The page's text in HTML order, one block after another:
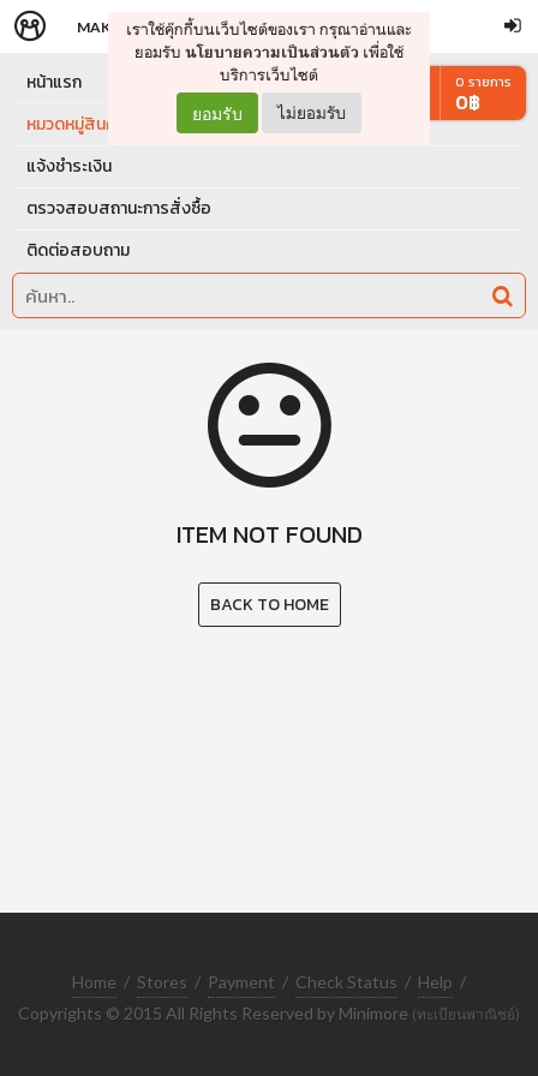
จัดการรถเข็น ดำเนินการต่อ
MAKERS STORE
เราใช้คุ๊กกี้บนเว็บไซต์ของเรา กรุณาอ่านและ
ยอมรับ นโยบายความเป็นส่วนตัว เพื่อใช้
บริการเว็บไซต์
ยอมรับ ไม่ยอมรับ
หน้าแรก
หมวดหมู่สินค้า
แจ้งชำระเงิน
ตรวจสอบสถานะการสั่งซื้อ
ติดต่อสอบถาม
0 รายการ
0฿
ITEM NOT FOUND
BACK TO HOME
Home / Stores / Payment / Check Status / Help /
Copyrights © 2015 All Rights Reserved by Minimore (ทะเบียนพาณิชย์)